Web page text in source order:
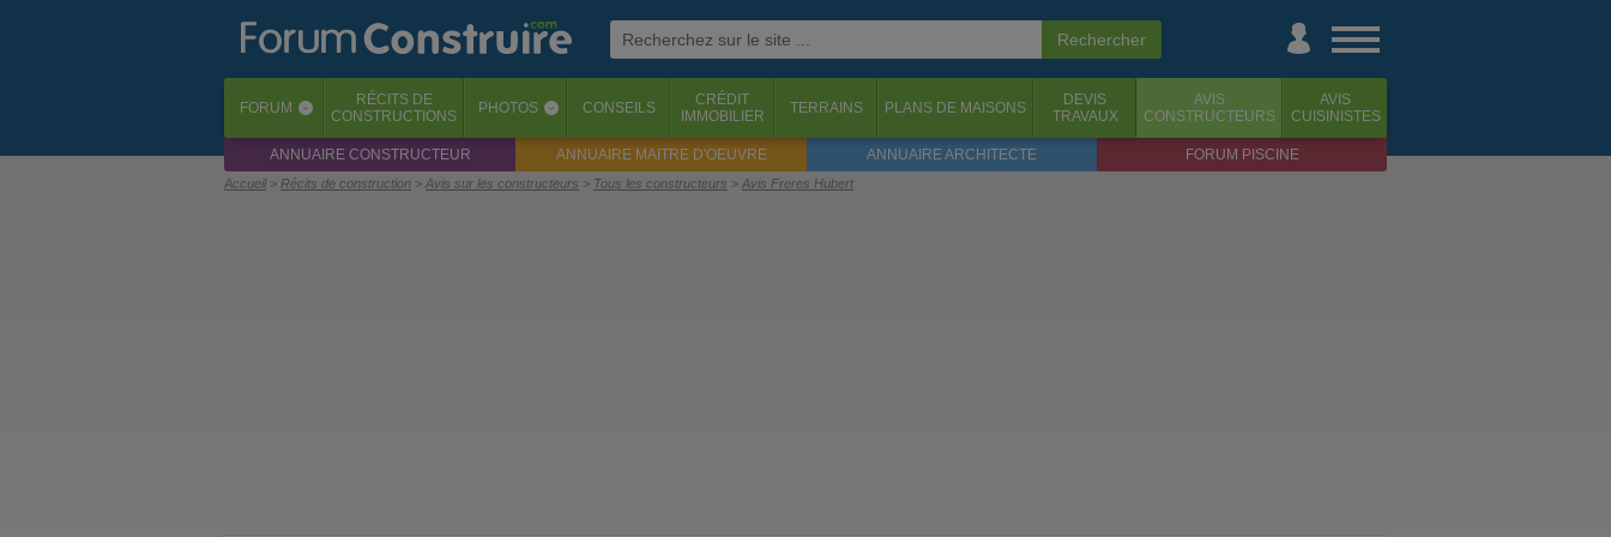
FORUM ‹ RÉCITS DE
CONSTRUCTIONS
PHOTOS ‹ CONSEILS
CRÉDIT
IMMOBILIER
TERRAINS PLANS DE MAISONS
DEVIS
TRAVAUX
AVIS
CONSTRUCTEURS
AVIS
CUISINISTES
ANNUAIRE CONSTRUCTEUR ANNUAIRE MAITRE D'OEUVRE ANNUAIRE ARCHITECTE FORUM PISCINE
Accueil Récits de construction Avis sur les constructeurs Tous les constructeurs Avis Freres Hubert